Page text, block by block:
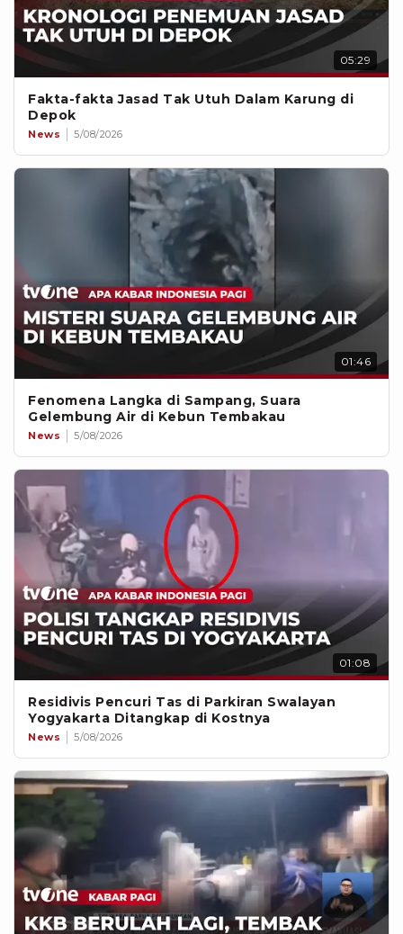
05:29
Fakta-fakta Jasad Tak Utuh Dalam Karung di
Depok
News 5/08/2026
01:46
Fenomena Langka di Sampang, Suara
Gelembung Air di Kebun Tembakau
News 5/08/2026
01:08
Residivis Pencuri Tas di Parkiran Swalayan
Yogyakarta Ditangkap di Kostnya
News 5/08/2026